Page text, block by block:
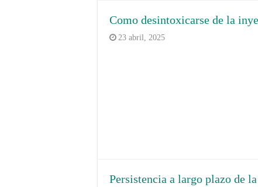
Como desintoxicarse de la
23 abril, 2025
Persistencia a largo plazo de